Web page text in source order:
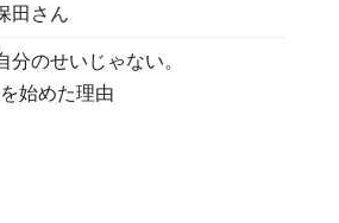
田さん
のせいじゃない。
始めた理由